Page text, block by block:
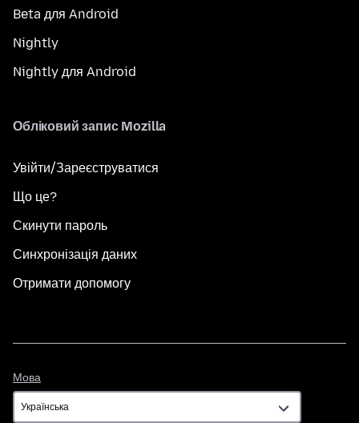
Beta для Android
Nightly
Nightly для Android
Обліковий запис Mozilla
Увійти/Зареєструватися
Що це?
Скинути пароль
Синхронізація даних
Отримати допомогу
Мова